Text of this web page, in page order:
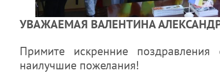
УВАЖАЕМАЯ ВАЛЕНТИНА
Примите искренние
наилучшие пожелания!